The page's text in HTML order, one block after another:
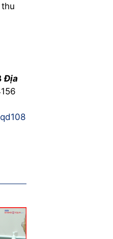
Địa